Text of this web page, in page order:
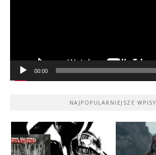
00:00
NAJPOPULARNIEJSZE WPISY